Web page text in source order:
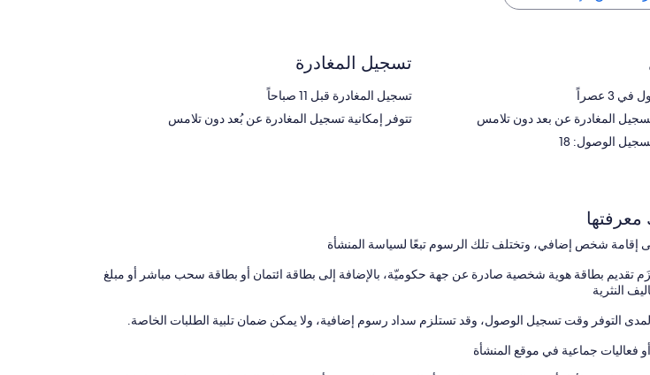
3 عصراً
المغادرة عن بعد دون تلامس
الوصول: 18
تسجيل المغادرة
تسجيل المغادرة قبل 11 صباحاً
تتوفر إمكانية تسجيل المغادرة عن بُعد دون تلامس
معرفتها
إقامة شخص إضافي، وتختلف تلك الرسوم تبعًا لسياسة المنشأة
تقديم بطاقة هوية شخصية صادرة عن جهة حكوميّة، بالإضافة إلى بطاقة ائتمان أو بطاقة سحب مباشر أو مبلغ
النثرية
التوفر وقت تسجيل الوصول، وقد تستلزم سداد رسوم إضافية، ولا يمكن ضمان تلبية الطلبات الخاصة.
فعاليات جماعية في موقع المنشأة